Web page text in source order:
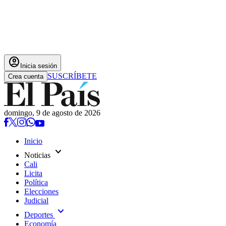
account_circle Inicia sesión
Crea cuenta SUSCRÍBETE
domingo, 9 de agosto de 2026
Inicio
Noticias expand_more
Cali
Licita
Política
Elecciones
Judicial
Deportes expand_more
Economía